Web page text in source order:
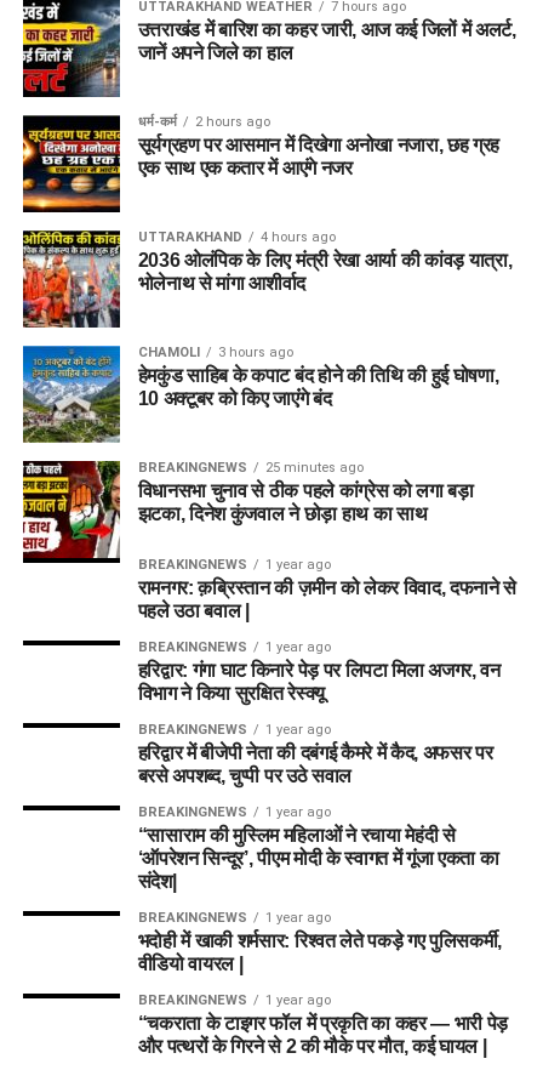
UTTARAKHAND WEATHER 7 hours ago
उत्तराखंड में बारिश का कहर जारी, आज कई जिलों में अलर्ट,
जानें अपने जिले का हाल
धर्म-कर्म 2 hours ago
सूर्यग्रहण पर आसमान में दिखेगा अनोखा नजारा, छह ग्रह
एक साथ एक कतार में आएंगे नजर
UTTARAKHAND 4 hours ago
2036 ओलंपिक के लिए मंत्री रेखा आर्या की कांवड़ यात्रा,
भोलेनाथ से मांगा आशीर्वाद
CHAMOLI 3 hours ago
हेमकुंड साहिब के कपाट बंद होने की तिथि की हुई घोषणा,
10 अक्टूबर को किए जाएंंगे बंद
BREAKINGNEWS 25 minutes ago
विधानसभा चुनाव से ठीक पहले कांग्रेस को लगा बड़ा
झटका, दिनेश कुंजवाल ने छोड़ा हाथ का साथ
BREAKINGNEWS 1 year ago
रामनगर: क़ब्रिस्तान की ज़मीन को लेकर विवाद, दफनाने से
पहले उठा बवाल |
BREAKINGNEWS 1 year ago
हरिद्वार: गंगा घाट किनारे पेड़ पर लिपटा मिला अजगर, वन
विभाग ने किया सुरक्षित रेस्क्यू
BREAKINGNEWS 1 year ago
हरिद्वार में बीजेपी नेता की दबंगई कैमरे में कैद, अफसर पर
बरसे अपशब्द, चुप्पी पर उठे सवाल
BREAKINGNEWS 1 year ago
“सासाराम की मुस्लिम महिलाओं ने रचाया मेहंदी से
‘ऑपरेशन सिन्दूर’, पीएम मोदी के स्वागत में गूंजा एकता का
संदेश|
BREAKINGNEWS 1 year ago
भदोही में खाकी शर्मसार: रिश्वत लेते पकड़े गए पुलिसकर्मी,
वीडियो वायरल |
BREAKINGNEWS 1 year ago
“चकराता के टाइगर फॉल में प्रकृति का कहर — भारी पेड़
और पत्थरों के गिरने से 2 की मौके पर मौत, कई घायल |